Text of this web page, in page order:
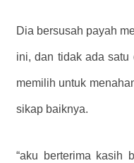
Dia bersusah payah
ini, dan tidak ada satu
memilih untuk
sikap baiknya.
“aku berterima kasih